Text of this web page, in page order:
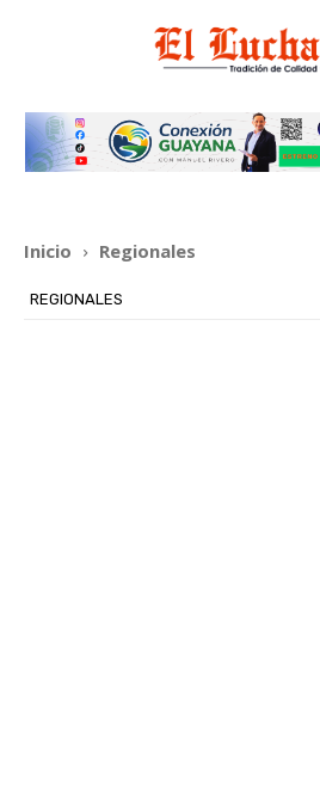
Inicio Regionales
REGIONALES